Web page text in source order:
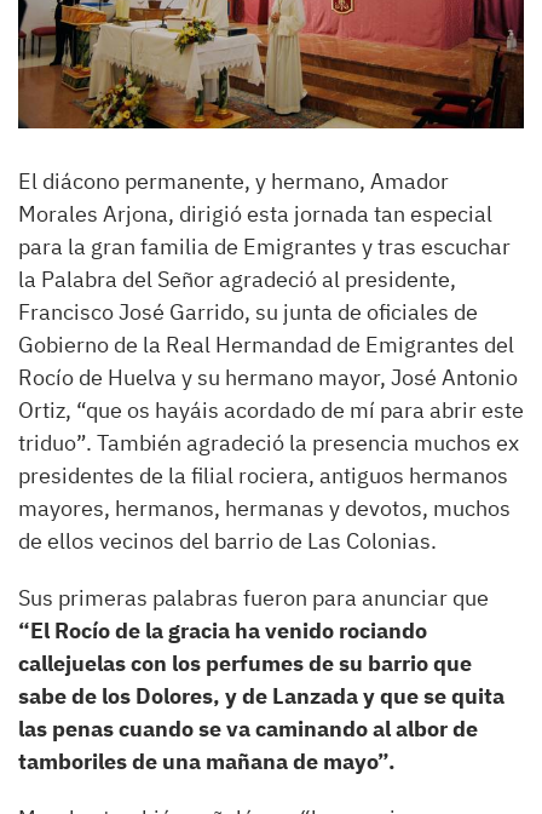
El diácono permanente, y hermano, Amador
Morales Arjona, dirigió esta jornada tan especial
para la gran familia de Emigrantes y tras escuchar
la Palabra del Señor agradeció al presidente,
Francisco José Garrido, su junta de oficiales de
Gobierno de la Real Hermandad de Emigrantes del
Rocío de Huelva y su hermano mayor, José Antonio
Ortiz, “que os hayáis acordado de mí para abrir este
triduo”. También agradeció la presencia muchos ex
presidentes de la filial rociera, antiguos hermanos
mayores, hermanos, hermanas y devotos, muchos
de ellos vecinos del barrio de Las Colonias.
Sus primeras palabras fueron para anunciar que
“El Rocío de la gracia ha venido rociando
callejuelas con los perfumes de su barrio que
sabe de los Dolores, y de Lanzada y que se quita
las penas cuando se va caminando al albor de
tamboriles de una mañana de mayo”.